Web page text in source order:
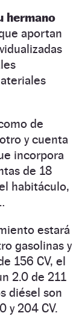
hermano
aportan
de
y cuenta
incorpora
de 18
habitáculo,
estará
gasolinas y
156 CV, el
2.0 de 211
diésel son
y 204 CV.